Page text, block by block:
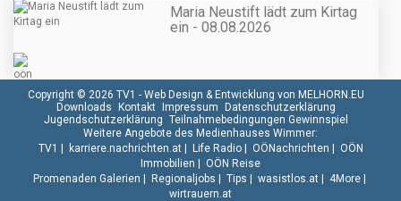
Maria Neustift lädt zum Kirtag
ein - 08.08.2026
Copyright © 2026 TV1 - Web Design & Entwicklung von MELHORN.EU
Downloads Kontakt Impressum Datenschutzerklärung
Jugendschutzerklärung Teilnahmebedingungen Gewinnspiel
Weitere Angebote des Medienhauses Wimmer:
TV1 | karriere.nachrichten.at| Life Radio| OÖNachrichten | OÖN
Immobilien | OÖN Reise
Promenaden Galerien | Regionaljobs | Tips | wasistlos.at| 4More|
wirtrauern.at